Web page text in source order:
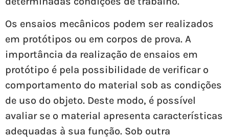
Os ensaios mecânicos podem ser realizados
em protótipos ou em corpos de prova. A
importância da realização de ensaios em
protótipo é pela possibilidade de verificar o
comportamento do material sob as condições
de uso do objeto. Deste modo, é possível
avaliar se o material apresenta características
adequadas à sua função. Sob outra